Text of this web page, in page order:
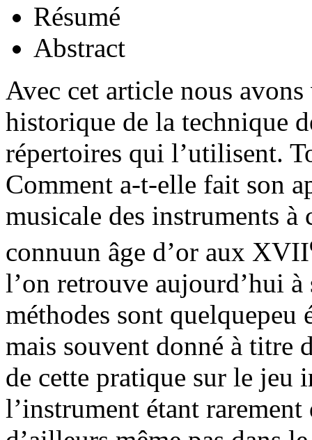
Résumé
Abstract
Avec cet article nous
historique de la technique
répertoires qui l’utilisent.
Comment a-t-elle fait son
musicale des instruments à
connuun âge d’or aux XVII
l’on retrouve aujourd’hui
méthodes sont quelquepeu
mais souvent donné à titre
de cette pratique sur le jeu
l’instrument étant